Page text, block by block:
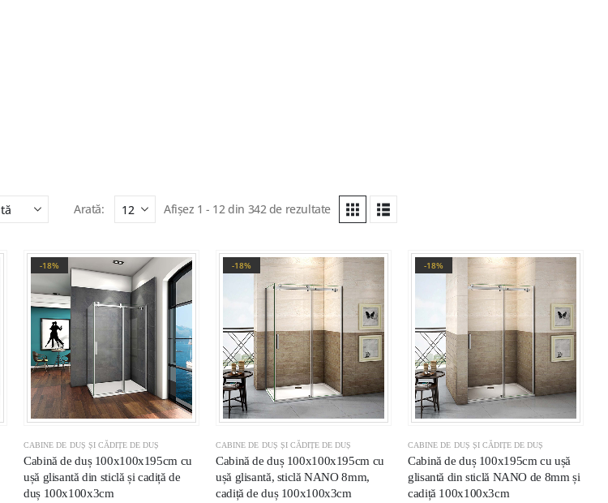
Arată: Afișez 1 - 12 din 342 de rezultate
-18%
CABINE DE DUȘ ȘI CĂDIȚE DE DUȘ
Cabină de duș 100x100x195cm cu
ușă glisantă din sticlă și cadiță de
duș 100x100x3cm
-18%
CABINE DE DUȘ ȘI CĂDIȚE DE DUȘ
Cabină de duș 100x100x195cm cu
ușă glisantă, sticlă NANO 8mm,
cadiță de duș 100x100x3cm
-18%
CABINE DE DUȘ ȘI CĂDIȚE DE DUȘ
Cabină de duș 100x195cm cu ușă
glisantă din sticlă NANO de 8mm și
cadiță 100x100x3cm